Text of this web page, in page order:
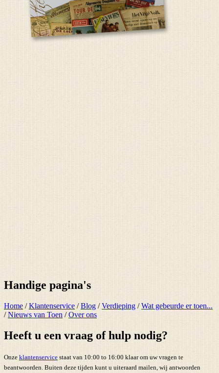
Handige pagina's
Home /Klantenservice /Blog /Verdieping /Wat gebeurde er toen...
/Nieuws van Toen /Over ons
Heeft u een vraag of hulp nodig?
Onze klantenservice staat van 10:00 to 16:00 klaar om uw vragen te
beantwoorden. Buiten deze tijden kunt u uiteraard mailen, wij antwoorden